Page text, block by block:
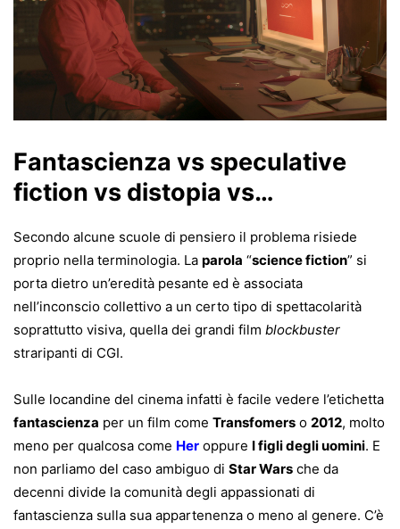
Fantascienza vs speculative
fiction vs distopia vs…
Secondo alcune scuole di pensiero il problema risiede
proprio nella terminologia. La parola “science fiction” si
porta dietro un’eredità pesante ed è associata
nell’inconscio collettivo a un certo tipo di spettacolarità
soprattutto visiva, quella dei grandi film blockbuster
straripanti di CGI.
Sulle locandine del cinema infatti è facile vedere l’etichetta
fantascienza per un film come Transfomers o 2012, molto
meno per qualcosa come Her oppure I figli degli uomini. E
non parliamo del caso ambiguo di Star Wars che da
decenni divide la comunità degli appassionati di
fantascienza sulla sua appartenenza o meno al genere. C’è